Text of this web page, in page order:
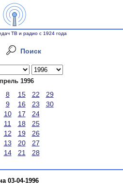
ТВ и радио с 1924 года
Поиск
1996
8 15 22
29
9 16 23
30
10 17
24
11 18
25
12 19
26
13 20
27
14 21 28
03-04-1996